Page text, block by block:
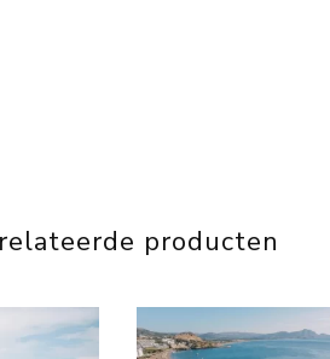
producten